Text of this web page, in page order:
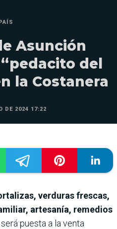
Asunción
del
la Costanera
DE 2024 17:22
verduras frescas,
artesanía, remedios
será puesta a la venta